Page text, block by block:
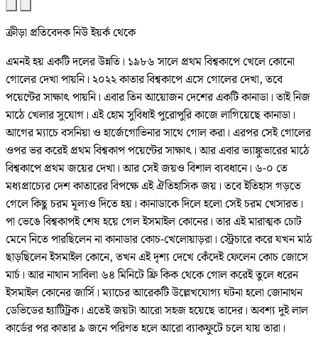
ক্রীড়া প্রতিবেদক নিউ ইয়র্ক থেকে
এমনই হয় একটি দলের উন্নতি। ১৯৮৬ সালে প্রথম বিশ্বকাপে খেলে কোনো
গোলের দেখা পায়নি। ২০২২ কাতার বিশ্বকাপে এসে গোলের দেখা, তবে
পয়েন্টের সাক্ষাৎ পায়নি। এবার তিন আয়োজন দেশের একটি কানাডা। তাই নিজ
মাঠে খেলার সুযোগ। এই হোম সুবিধাই পুরোপুরি কাজে লাগিয়েছে কানাডা।
আগের ম্যাচে বসনিয়া ও হার্জেগোভিনার সাথে গোল করা। এরপর সেই গোলের
ওপর ভর করেই প্রথম বিশ্বকাপ পয়েন্টের সাক্ষাৎ। আর এবার ভ্যাঙ্কুভারের মাঠে
বিশ্বকাপে প্রথম জয়ের দেখা। আর সেই জয়ও বিশাল ব্যবধানে। ৬-০ তে
মধ্যপ্রাচ্যের দেশ কাতারের বিপক্ষে এই ঐতিহাসিক জয়। তবে ইতিহাস গড়তে
গেলে কিছু চরম মূল্যও দিতে হয়। কানাডাকে দিলে হলো সেই চরম খেসারত।
পা ভেঙে বিশ্বকাপই শেষ হয়ে গেল ইসমাইল কোনের। তার এই মারাত্মক চোট
মেনে নিতে পারছিলেন না কানাডার কোচ-খেলোয়াড়রা। স্ট্রেচারে করে যখন মাঠ
ছাড়ছিলেন ইসমাইল কোনে, তখন এই দৃশ্য দেখে কেঁদেই ফেলেন কোচ জোসে
মার্চ। আর নাথান সাবিলা ৬৪ মিনিটে ফ্রি কিক থেকে গোল করেই তুলে ধরেন
ইসমাইল কোনের জার্সি। ম্যাচের আরেকটি উল্লেখযোগ্য ঘটনা হলো জোনাথন
ডেভিডের হ্যাটিট্রক। এতেই জয়টা আরো সহজ হয়েছে তাদের। অবশ্য দুই লাল
কার্ডের পর কাতার ৯ জনে পরিণত হলে আরো ব্যাকফুটে চলে যায় তারা।